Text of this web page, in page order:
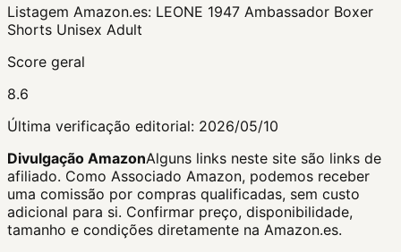
Listagem Amazon.es: LEONE 1947 Ambassador Boxer
Shorts Unisex Adult
Score geral
8.6
Última verificação editorial: 2026/05/10
Divulgação AmazonAlguns links neste site são links de
afiliado. Como Associado Amazon, podemos receber
uma comissão por compras qualificadas, sem custo
adicional para si. Confirmar preço, disponibilidade,
tamanho e condições diretamente na Amazon.es.